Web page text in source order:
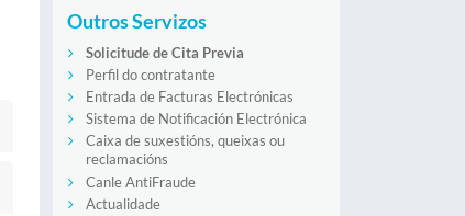
Outros Servizos
Solicitude de Cita Previa
Perfil do contratante
Entrada de Facturas Electrónicas
Sistema de Notificación Electrónica
Caixa de suxestións, queixas ou
reclamacións
Canle AntiFraude
Actualidade